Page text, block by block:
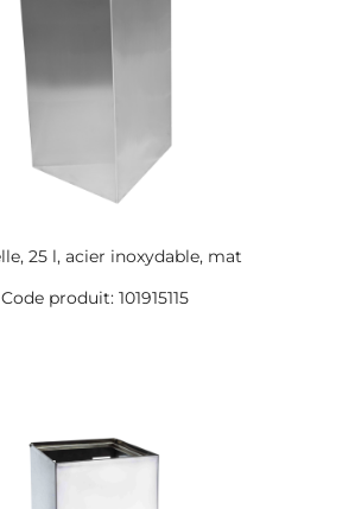
25 l, acier inoxydable, mat
Code produit: 101915115